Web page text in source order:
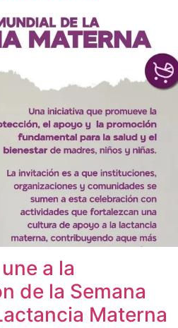
a la
de la Semana
Materna